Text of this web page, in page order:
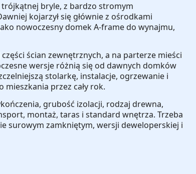
bryle, z bardzo stromym
kojarzył się głównie z ośrodkami
nowoczesny domek A-frame do wynajmu,
ścian zewnętrznych, a na parterze mieści
wersje różnią się od dawnych domków
stolarkę, instalacje, ogrzewanie i
przez cały rok.
grubość izolacji, rodzaj drewna,
montaż, taras i standard wnętrza. Trzeba
surowym zamkniętym, wersji deweloperskiej i